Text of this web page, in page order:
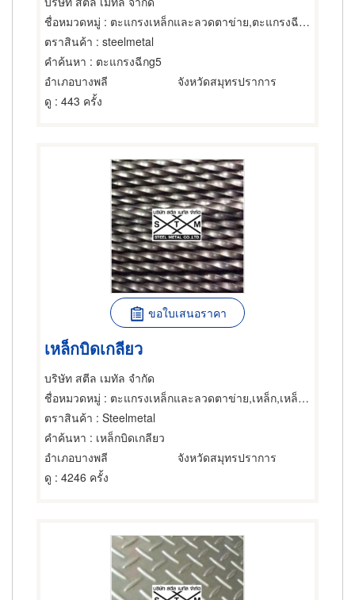
ชื่อหมวดหมู่ : ตะแกรงเหล็กและลวดตาข่าย,ตะแกรงฉีกหรือตะแกรงยืด,ตะแกรงเหล็กและลวดตาข่าย
ตราสินค้า : steelmetal
คำค้นหา : ตะแกรงฉีกg5
อำเภอบางพลี
จังหวัดสมุทรปราการ
ดู : 443 ครั้ง
ขอใบเสนอราคา
เหล็กบิดเกลียว
บริษัท สตีล เมทัล จำกัด
ชื่อหมวดหมู่ : ตะแกรงเหล็กและลวดตาข่าย,เหล็ก,เหล็กของตกแต่ง
ตราสินค้า : Steelmetal
คำค้นหา : เหล็กบิดเกลียว
อำเภอบางพลี
จังหวัดสมุทรปราการ
ดู : 4246 ครั้ง